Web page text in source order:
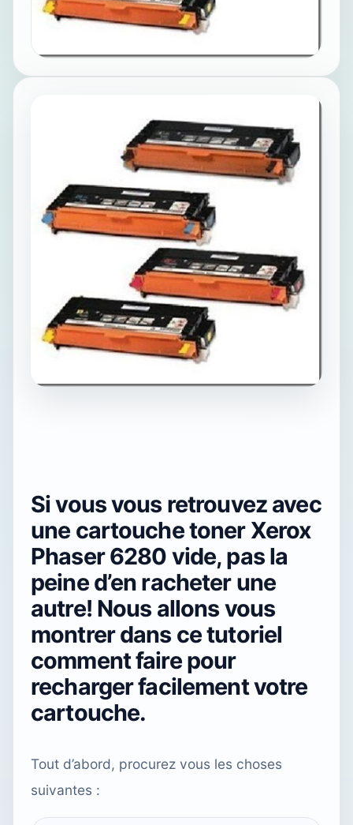
Si vous vous retrouvez avec
une cartouche toner Xerox
Phaser 6280 vide, pas la
peine d’en racheter une
autre! Nous allons vous
montrer dans ce tutoriel
comment faire pour
recharger facilement votre
cartouche.
Tout d’abord, procurez vous les choses
suivantes :